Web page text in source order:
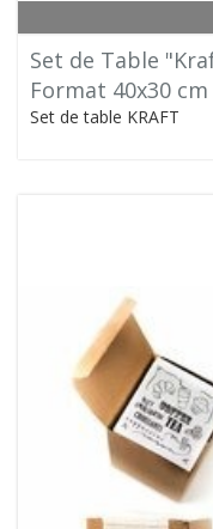
Set de Table
Format 40x30 cm
Set de table KRAFT